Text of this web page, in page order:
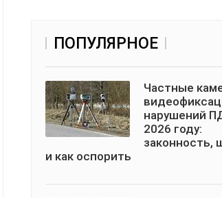
ПОПУЛЯРНОЕ
Частные
нарушений
2026 году:
законность,
и как оспорить